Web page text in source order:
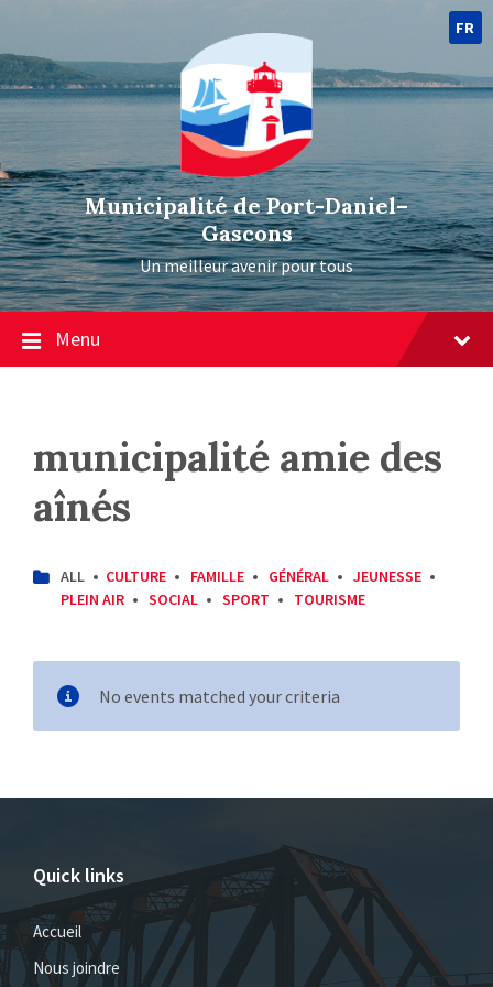
FR
Municipalité de Port-Daniel–
Gascons
Un meilleur avenir pour tous
Menu
municipalité amie des
aînés
CATEGORIES:
ALL CULTURE FAMILLE GÉNÉRAL
JEUNESSE
PLEIN AIR
SOCIAL SPORT TOURISME
No events matched your criteria
Quick links
Accueil
Nous joindre